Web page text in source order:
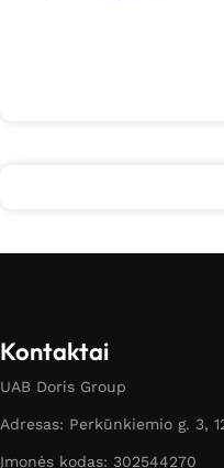
Kontaktai
UAB Doris Group
Adresas: Perkūnkiemio g. 3,
Įmonės kodas: 302544270